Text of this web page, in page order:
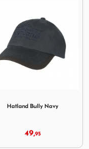
Hatland Zonneklep Neptune
29,